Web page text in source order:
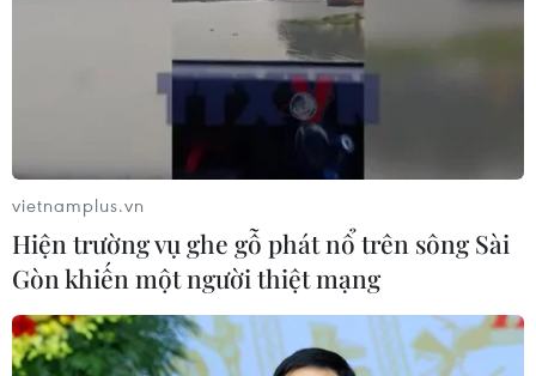
vietnamplus.vn
Hiện trường vụ ghe gỗ phát nổ trên sông Sài
Gòn khiến một người thiệt mạng